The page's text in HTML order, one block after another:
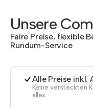
Unsere
Faire Preise, flexible
Rundum-Service
Alle Preise inkl.
Keine versteckten
alles.